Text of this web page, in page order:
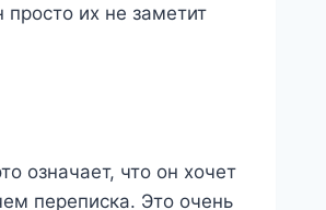
их не заметит
означает, что он хочет
переписка. Это очень